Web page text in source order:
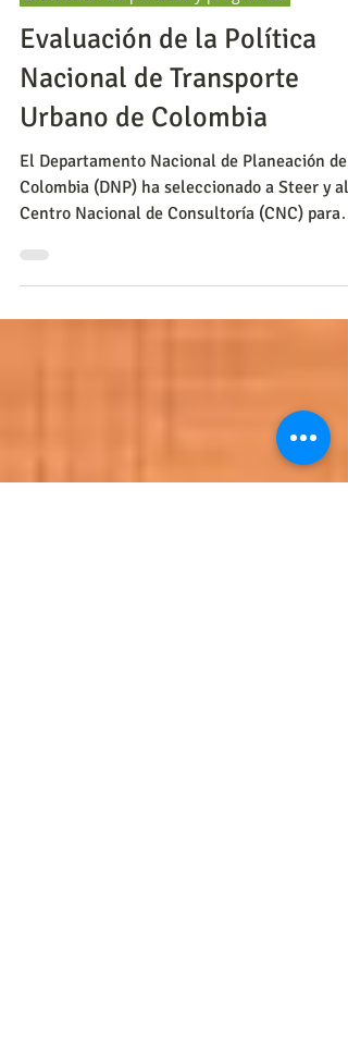
CNC
24 jul 2024
Evaluación de políticas y programas
Evaluación de la Política
Nacional de Transporte
Urbano de Colombia
El Departamento Nacional de Planeación de
Colombia (DNP) ha seleccionado a Steer y al